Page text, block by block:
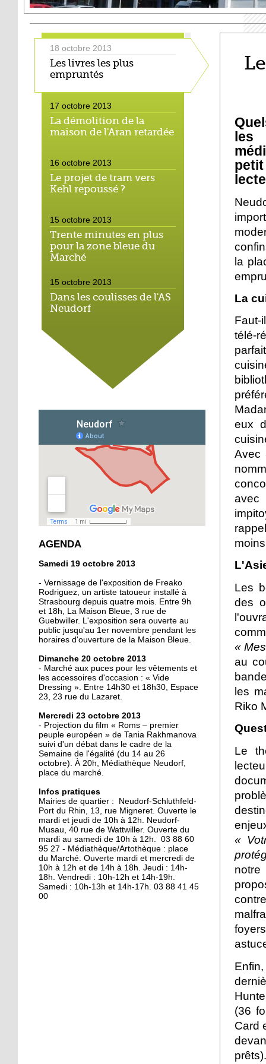
18 octobre 2013
Les livres les plus
empruntés
17 octobre 2013
La démolition de la
maison de l'Aran retardée
16 octobre 2013
Le projet de tram vers
Kehl repoussé ?
15 octobre 2013
Trente minutes en plus
pour la zone bleue du
Marché
15 octobre 2013
Dans les coulisses de l'AS
Neudorf
15 octobre 2013
Place du marché : les
vieux vélos roulent
clichés
14 octobre 2013
Tapis rouge sous ciel gris
14 octobre 2013
crée la surprise en Coupe
13 octobre 2013
Christian Wahl obtient la
baguette d'or 2013
11 octobre 2013
la tête de la grande
mosquée
11 octobre 2013
500 roses offertes aux
Neudorfois
11 octobre 2013
Les cycles éphémères
authentique
11 octobre 2013
S'éclairer pour l'hiver à
Vélostation
10 octobre 2013
Les étudiants en
AGENDA
Samedi 19 octobre 2013
- Vernissage de l'exposition de Freako
Rodriguez, un artiste tatoueur installé à
Strasbourg depuis quatre mois. Entre 9h
et 18h, La Maison Bleue, 3 rue de
Guebwiller. L'exposition sera ouverte au
public jusqu'au 1er novembre pendant les
horaires d'ouverture de la Maison Bleue.
Dimanche 20 octobre 2013
- Marché aux puces pour les vêtements et
les accessoires d'occasion : « Vide
Dressing ». Entre 14h30 et 18h30, Espace
23, 23 rue du Lazaret.
Mercredi 23 octobre 2013
- Projection du film « Roms – premier
peuple européen » de Tania Rakhmanova
suivi d'un débat dans le cadre de la
Semaine de l'égalité (du 14 au 26
octobre). À 20h, Médiathèque Neudorf,
place du marché.
Infos pratiques
Mairies de quartier : Neudorf-Schluthfeld-
Port du Rhin, 13, rue Migneret. Ouverte le
mardi et jeudi de 10h à 12h. Neudorf-
Musau, 40 rue de Wattwiller. Ouverte du
mardi au samedi de 10h à 12h. 03 88 60
95 27 - Médiathèque/Artothèque : place
du Marché. Ouverte mardi et mercredi de
10h à 12h et de 14h à 18h. Jeudi : 14h-
18h. Vendredi : 10h-12h et 14h-19h.
Samedi : 10h-13h et 14h-17h. 03 88 41 45
00
les
la
La
Faut-
télé-
eux
Avec
avec
Les
des
«
au
les
Riko
Le
«
(36
Card
prêts).